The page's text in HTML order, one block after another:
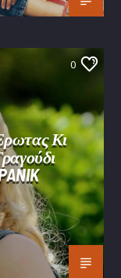
0
Κι